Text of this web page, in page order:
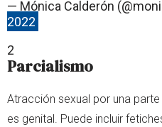
— Mónica Calderón
2022
2
Parcialismo
Atracción sexual por una
es genital. Puede incluir